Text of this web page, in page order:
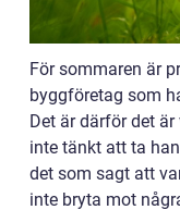
För sommaren är
byggföretag som
Det är därför det
inte tänkt att ta
det som sagt att
inte bryta mot